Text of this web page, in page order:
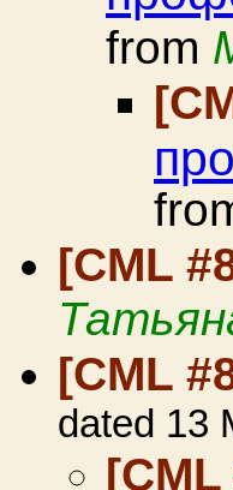
from
[CML
[CML
dated 13